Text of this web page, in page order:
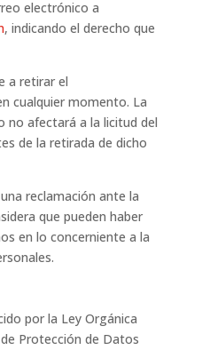
electrónico a
, indicando el derecho que
a retirar el
cualquier momento. La
no afectará a la licitud del
de la retirada de dicho
reclamación ante la
que pueden haber
en lo concerniente a la
por la Ley Orgánica
Protección de Datos